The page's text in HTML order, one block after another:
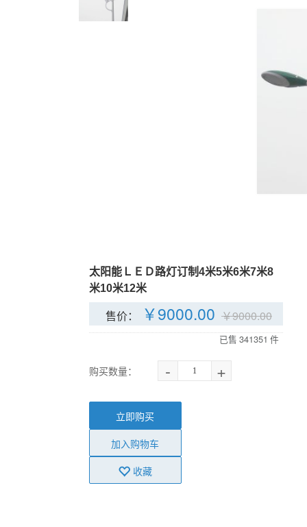
太阳能ＬＥＤ路灯订制4米5米6米7米8
米10米12米
售价： ￥9000.00 ￥9000.00
已售 341351 件
购买数量： - +
立即购买
加入购物车
收藏